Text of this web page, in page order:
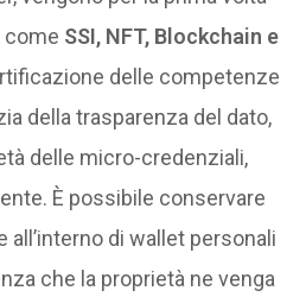
come SSI, NFT, Blockchain e
delle competenze
della trasparenza del dato,
delle micro-credenziali,
È possibile conservare
di wallet personali
che la proprietà ne venga